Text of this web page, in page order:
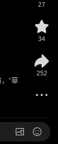
“草
27
34
252